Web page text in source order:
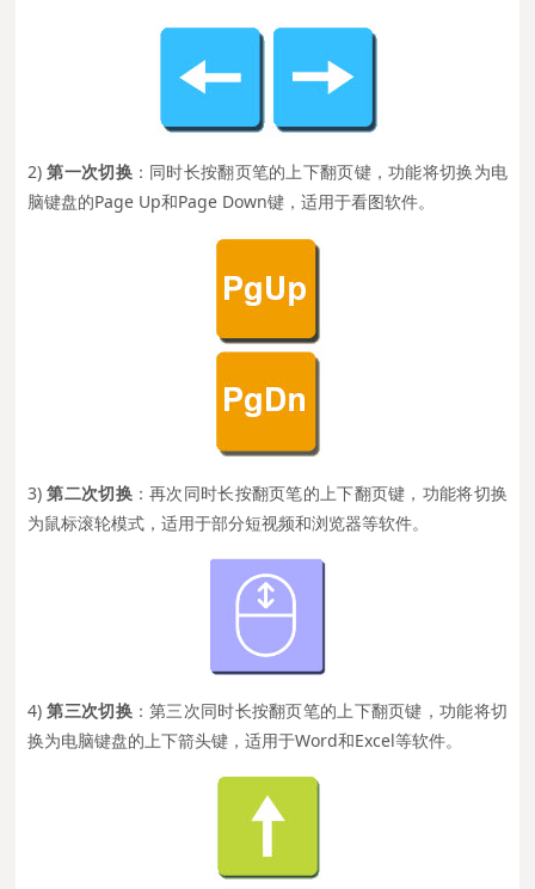
2)第一次切换：同时长按翻页笔的上下翻页键，功能将切换为电
脑键盘的Page Up和Page Down键，适用于看图软件。
3)第二次切换：再次同时长按翻页笔的上下翻页键，功能将切换
为鼠标滚轮模式，适用于部分短视频和浏览器等软件。
4)第三次切换：第三次同时长按翻页笔的上下翻页键，功能将切
换为电脑键盘的上下箭头键，适用于Word和Excel等软件。